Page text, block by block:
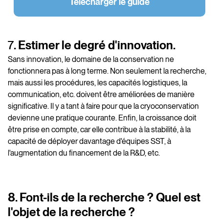
‍7. Estimer le degré d'innovation.
Sans innovation, le domaine de la conservation ne
fonctionnera pas à long terme. Non seulement la recherche,
mais aussi les procédures, les capacités logistiques, la
communication, etc. doivent être améliorées de manière
significative. Il y a tant à faire pour que la cryoconservation
devienne une pratique courante. Enfin, la croissance doit
être prise en compte, car elle contribue à la stabilité, à la
capacité de déployer davantage d'équipes SST, à
l'augmentation du financement de la R&D, etc.
8. Font-ils de la recherche ? Quel est
l'objet de la recherche ?